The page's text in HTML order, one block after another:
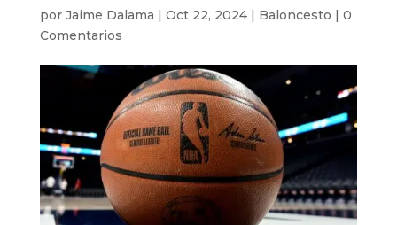
por Jaime Dalama | Oct 22, 2024| Baloncesto | 0
Comentarios